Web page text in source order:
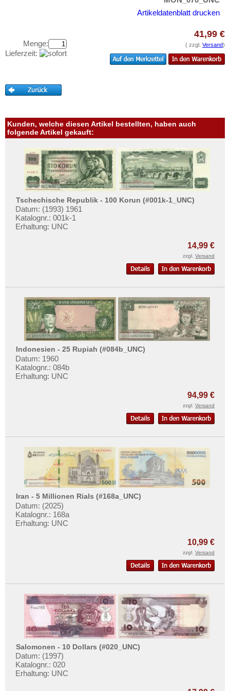
Portugiesisch Indien
Sri Lanka
Süd-Ossetien
Südkorea
Syrien
Tadschikistan
Taiwan
Thailand
Timor
Turkmenistan
Vereinigte Arabische Emirate
Kataloge
Aufbewahrung
Ihre Bewertungen
Informationen
Preislisten
Ankauf
Erhaltungsgrade
Gratisbanknoten
FAQ
Privatsphäre und Datenschutz
Liefer- und Versandkosten
AGB
Impressum
Artikeldatenblatt drucken
Menge:
Lieferzeit:
41,99 €
( zzgl. Versand)
Kunden, welche diesen Artikel bestellten, haben auch
folgende Artikel gekauft:
Tschechische Republik - 100 Korun (#001k-1_UNC)
Datum: (1993) 1961
Katalognr.: 001k-1
Erhaltung: UNC
14,99 €
zzgl. Versand
Indonesien - 25 Rupiah (#084b_UNC)
Datum: 1960
Katalognr.: 084b
Erhaltung: UNC
94,99 €
zzgl. Versand
Iran - 5 Millionen Rials (#168a_UNC)
Datum: (2025)
Katalognr.: 168a
Erhaltung: UNC
10,99 €
zzgl. Versand
Salomonen - 10 Dollars (#020_UNC)
Datum: (1997)
Katalognr.: 020
Erhaltung: UNC